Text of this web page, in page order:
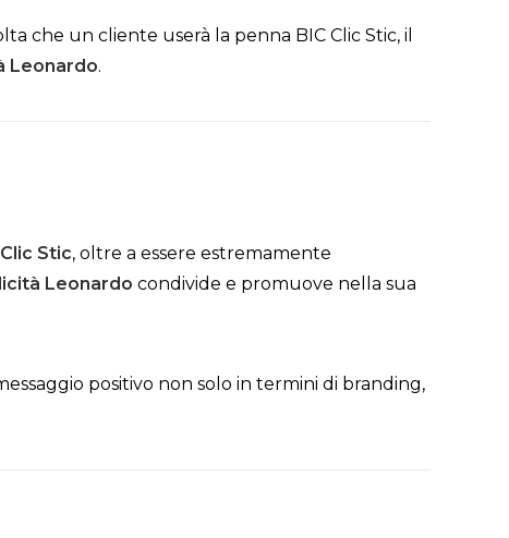
che un cliente userà la penna BIC Clic Stic, il
Leonardo.
Stic, oltre a essere estremamente
Leonardo condivide e promuove nella sua
positivo non solo in termini di branding,